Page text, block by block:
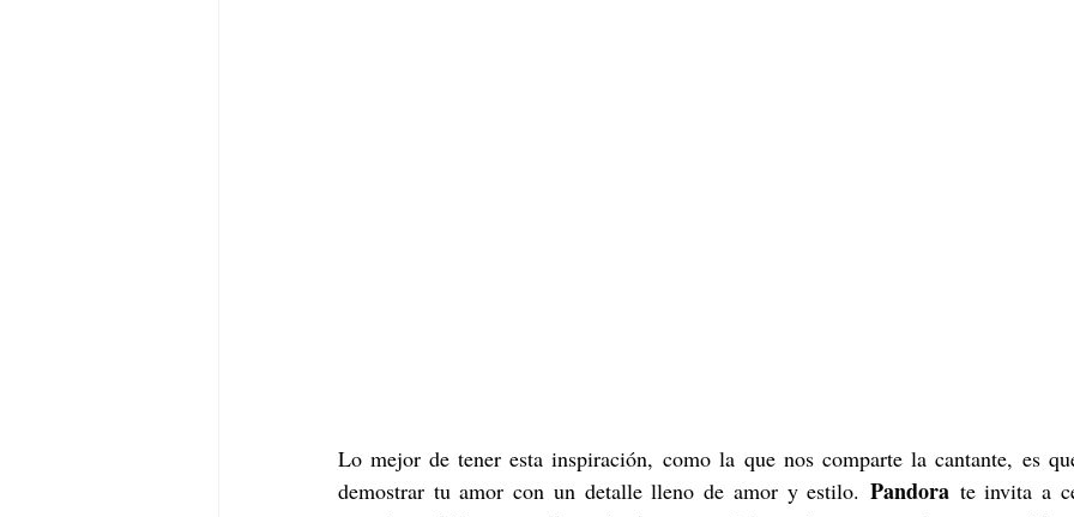
Lo mejor de tener esta inspiración, como la que nos comparte la cantante, es
demostrar tu amor con un detalle lleno de amor y estilo. Pandora te invita a